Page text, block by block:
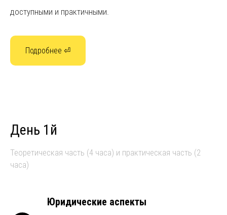
доступными и практичными.
Подробнее ⏎
биоматериалов и медицинского симуляционного
обучения. Благодаря многолетней практике и активному
участию в образовательных проектах, он зарекомендовал
День 1й
Теоретическая часть (4 часа) и практическая часть (2
часа)
Юридические аспекты